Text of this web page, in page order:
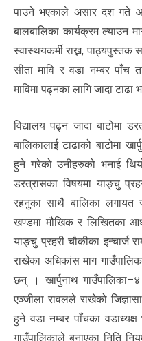
पाउने भएकाले असार दश गते
बालबालिका कार्यक्रम ल्याउन
स्वास्थयकर्मी राख्न, पाठ्यपुस्तक
सीता मावि र वडा नम्बर पाँच
माविमा पढ्नका लागि जादा टाढा
विद्यालय पढ्न जादा बाटोमा
बालिकालाई टाढाको बाटोमा
हुने गरेको उनीहरुको भनाई
डरत्रासका विषयमा याङ्चु
रहनुका साथै बालिका लगायत
खण्डमा मौखिक र लिखितका
याङ्चु प्रहरी चौकीका इन्चार्ज
राखेका अधिकांस माग
छन् । खार्पुनाथ गाउँपालिका–४
एञ्जीला रावलले राखेको
हुने वडा नम्बर पाँचका
गाउँपालिकाले बनाएका निति